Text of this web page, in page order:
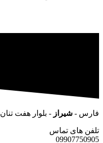
فارس - شیراز - بلوار هفت تنان
تلفن های تماس
09907750905